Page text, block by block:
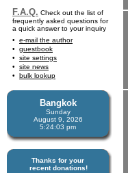
F.A.Q. Check out the list of
frequently asked questions for
a quick answer to your inquiry
e-mail the author
guestbook
site settings
site news
bulk lookup
Bangkok
Sunday
August 9, 2026
5:24:04 pm
Thanks for your
recent donations!